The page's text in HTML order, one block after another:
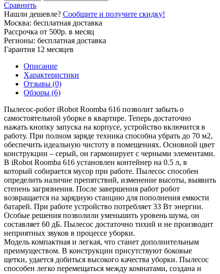
Сравнить
Нашли дешевле? Сообщите и получите скидку!
Москва: бесплатная доставка
Рассрочка от 500р. в месяц
Регионы: бесплатная доставка
Гарантия 12 месяцев
Описание
Характеристики
Отзывы (0)
Обзоры (6)
Пылесос-робот iRobot Roomba 616 позволит забыть о
самостоятельной уборке в квартире. Теперь достаточно
нажать кнопку запуска на корпусе, устройство включится в
работу. При полном заряде техника способна убрать до 70 м2,
обеспечить идеальную чистоту в помещениях. Основной цвет
конструкции – серый, он гармонирует с черными элементами.
В iRobot Roomba 616 установлен контейнер на 0.5 л, в
который собирается мусор при работе. Пылесос способен
определить наличие препятствий, изменение высоты, выявить
степень загрязнения. После завершения работ робот
возвращается на зарядную станцию для пополнения емкости
батарей. При работе устройство потребляет 33 Вт энергии.
Особые решения позволили уменьшить уровень шума, он
составляет 60 дБ. Пылесос достаточно тихий и не производит
неприятных звуков в процессе уборки.
Модель компактная и легкая, что станет дополнительным
преимуществом. В конструкции присутствуют боковые
щетки, удается добиться высокого качества уборки. Пылесос
способен легко перемещаться между комнатами, создана и